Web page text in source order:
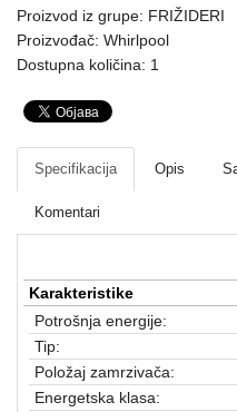
oprema
Mrežna
Fotoaparati
kamere
Kućni
aparati
Software
Sve
Proizvod iz grupe: FRIŽIDERI
Proizvođač: Whirlpool
Dostupna količina: 1
Specifikacija Opis
Komentari
Karakteristike
Potrošnja energije:
Tip:
Položaj zamrzivača:
Energetska klasa: